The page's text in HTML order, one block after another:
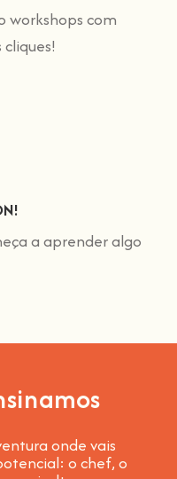
workshops com
a aprender algo
onde vais
o chef, o